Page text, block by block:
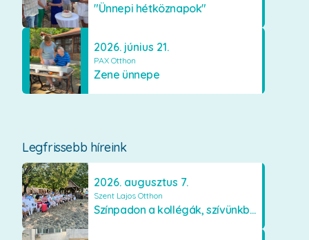
"Ünnepi hétköznapok"
2026. június 21.
PAX Otthon
Zene ünnepe
Legfrissebb híreink
2026. augusztus 7.
Szent Lajos Otthon
Színpadon a kollégák, szívünkben a lakók